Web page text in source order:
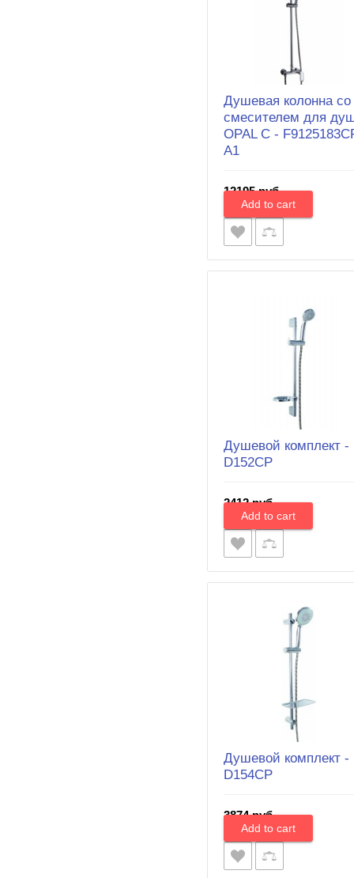
Душевая колонна со
смесителем для
OPAL C -
A1
12195 руб.
Душевой комплект -
D152CP
2412 руб.
Душевой комплект -
D154CP
3874 руб.